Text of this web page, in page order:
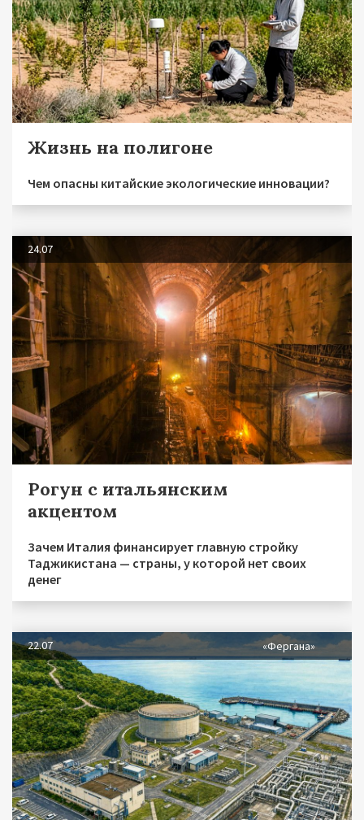
Жизнь на полигоне
Чем опасны китайские экологические инновации?
24.07
Рогун с итальянским
акцентом
Зачем Италия финансирует главную стройку
Таджикистана — страны, у которой нет своих
денег
22.07 «Фергана»